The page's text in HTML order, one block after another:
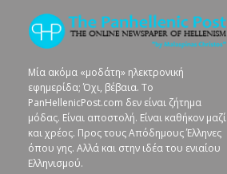
Μία ακόμα «μοδάτη» ηλεκτρονική
εφημερίδα; Όχι, βέβαια. To
PanHellenicPost.com δεν είναι ζήτημα
μόδας. Είναι αποστολή. Είναι καθήκον μαζί
και χρέος. Προς τους Απόδημους Έλληνες
όπου γης. Αλλά και στην ιδέα του ενιαίου
Ελληνισμού.